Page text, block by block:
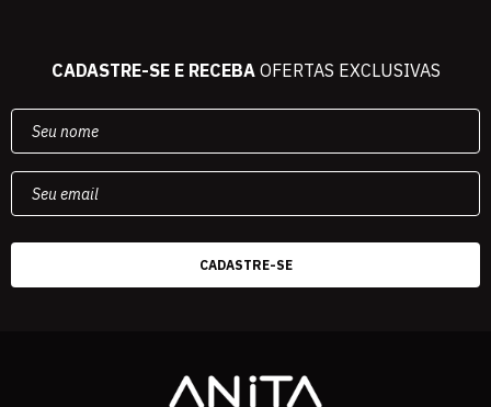
CADASTRE-SE E RECEBAOFERTAS EXCLUSIVAS